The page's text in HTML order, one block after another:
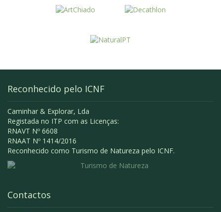
Reconhecido pelo ICNF
Caminhar & Explorar, Lda
Registada no ITP com as Licenças:
RNAVT Nº 6608
RNAAT Nº 1414/2016
Reconhecido como Turismo de Natureza pelo ICNF.
Contactos